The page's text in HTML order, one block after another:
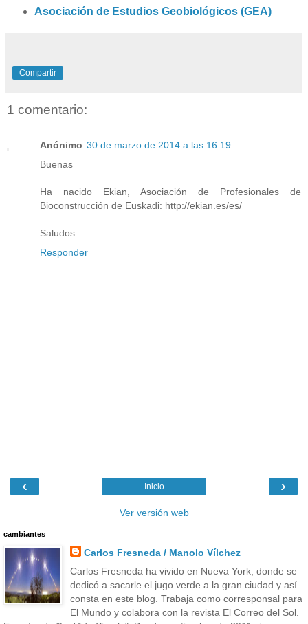
Asociación de Estudios Geobiológicos (GEA)
Compartir
1 comentario:
Anónimo 30 de marzo de 2014 a las 16:19
Buenas
Ha nacido Ekian, Asociación de Profesionales de
Bioconstrucción de Euskadi: http://ekian.es/es/
Saludos
Responder
‹ ›
Inicio
Ver versión web
cambiantes
Carlos Fresneda / Manolo Vílchez
Carlos Fresneda ha vivido en Nueva York, donde se
dedicó a sacarle el jugo verde a la gran ciudad y así
consta en este blog. Trabaja como corresponsal para
El Mundo y colabora con la revista El Correo del Sol.